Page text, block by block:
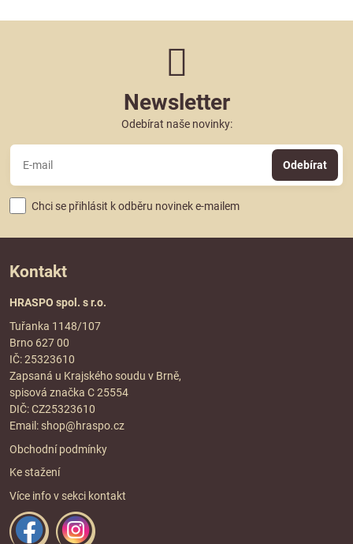
Newsletter
Odebírat naše novinky:
Odebírat
Chci se přihlásit k odběru novinek e-mailem
Kontakt
HRASPO spol. s r.o.
Tuřanka 1148/107
Brno 627 00
IČ: 25323610
Zapsaná u Krajského soudu v Brně,
spisová značka C 25554
DIČ: CZ25323610
Email: shop@hraspo.cz
Obchodní podmínky
Ke stažení
Více info v sekci kontakt